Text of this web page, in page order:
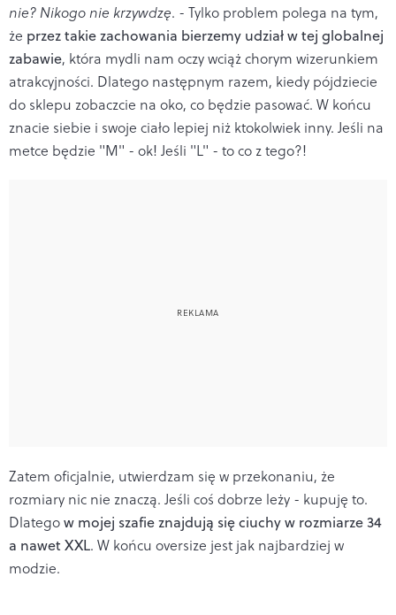
nie? Nikogo nie krzywdzę. - Tylko problem polega na tym,
że przez takie zachowania bierzemy udział w tej globalnej
zabawie, która mydli nam oczy wciąż chorym wizerunkiem
atrakcyjności. Dlatego następnym razem, kiedy pójdziecie
do sklepu zobaczcie na oko, co będzie pasować. W końcu
znacie siebie i swoje ciało lepiej niż ktokolwiek inny. Jeśli na
metce będzie "M" - ok! Jeśli "L" - to co z tego?!
Zatem oficjalnie, utwierdzam się w przekonaniu, że
rozmiary nic nie znaczą. Jeśli coś dobrze leży - kupuję to.
Dlategow mojej szafie znajdują się ciuchy w rozmiarze 34
a nawet XXL. W końcu oversize jest jak najbardziej w
modzie.